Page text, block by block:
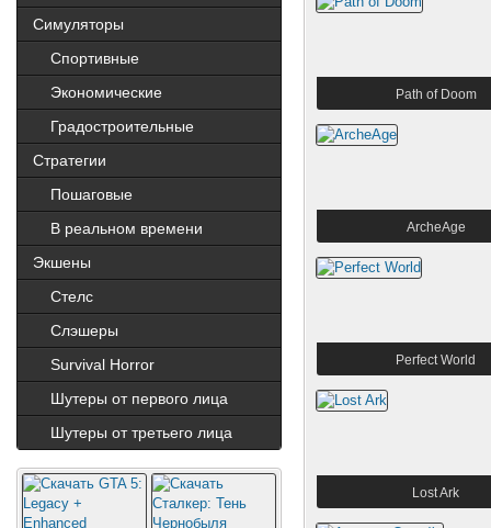
Симуляторы
Спортивные
Экономические
Градостроительные
Стратегии
Пошаговые
В реальном времени
Экшены
Cтелс
Слэшеры
Survival Horror
Шутеры от первого лица
Шутеры от третьего лица
Path of Doom
ArcheAge
Perfect World
Lost Ark